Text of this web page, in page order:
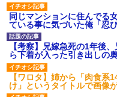
同じマンションに住んでる
ている事に気づいた俺「忍
【考察】兄嫁急死の1年後
ら下着が入った引き出しの
【ワロタ】姉から「肉食系
け」というタイトルで画像